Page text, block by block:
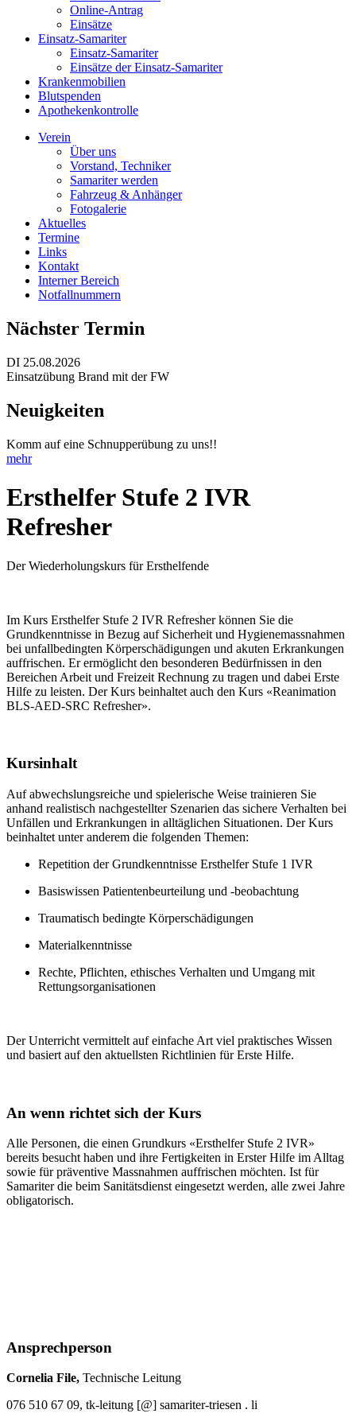
Online-Antrag
Einsätze
Einsatz-Samariter
Einsatz-Samariter
Einsätze der Einsatz-Samariter
Krankenmobilien
Blutspenden
Apothekenkontrolle
Verein
Über uns
Vorstand, Techniker
Samariter werden
Fahrzeug & Anhänger
Fotogalerie
Aktuelles
Termine
Links
Kontakt
Interner Bereich
Notfallnummern
Nächster Termin
DI 25.08.2026
Einsatzübung Brand mit der FW
Neuigkeiten
Komm auf eine Schnupperübung zu uns!!
mehr
Ersthelfer Stufe 2 IVR
Refresher
Der Wiederholungskurs für Ersthelfende
Im Kurs Ersthelfer Stufe 2 IVR Refresher können Sie die
Grundkenntnisse in Bezug auf Sicherheit und Hygienemassnahmen
bei unfallbedingten Körperschädigungen und akuten Erkrankungen
auffrischen. Er ermöglicht den besonderen Bedürfnissen in den
Bereichen Arbeit und Freizeit Rechnung zu tragen und dabei Erste
Hilfe zu leisten. Der Kurs beinhaltet auch den Kurs «Reanimation
BLS-AED-SRC Refresher».
Kursinhalt
Auf abwechslungsreiche und spielerische Weise trainieren Sie
anhand realistisch nachgestellter Szenarien das sichere Verhalten bei
Unfällen und Erkrankungen in alltäglichen Situationen. Der Kurs
beinhaltet unter anderem die folgenden Themen:
Repetition der Grundkenntnisse Ersthelfer Stufe 1 IVR
Basiswissen Patientenbeurteilung und -beobachtung
Traumatisch bedingte Körperschädigungen
Materialkenntnisse
Rechte, Pflichten, ethisches Verhalten und Umgang mit
Rettungsorganisationen
Der Unterricht vermittelt auf einfache Art viel praktisches Wissen
und basiert auf den aktuellsten Richtlinien für Erste Hilfe.
An wenn richtet sich der Kurs
Alle Personen, die einen Grundkurs «Ersthelfer Stufe 2 IVR»
bereits besucht haben und ihre Fertigkeiten in Erster Hilfe im Alltag
sowie für präventive Massnahmen auffrischen möchten. Ist für
Samariter die beim Sanitätsdienst eingesetzt werden, alle zwei Jahre
obligatorisch.
Ansprechperson
Cornelia File, Technische Leitung
076 510 67 09, tk-leitung [@] samariter-triesen . li